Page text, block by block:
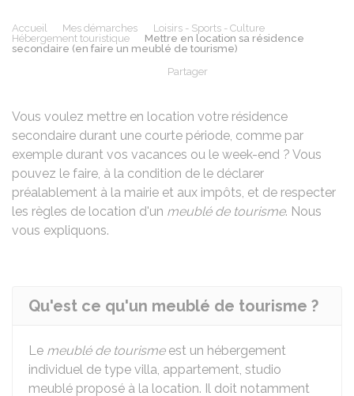
Accueil Mes démarches
Loisirs - Sports - Culture
Hébergement touristique
Mettre en location sa résidence
secondaire (en faire un meublé de tourisme)
Partager
Vous voulez mettre en location votre résidence
secondaire durant une courte période, comme par
exemple durant vos vacances ou le week-end ? Vous
pouvez le faire, à la condition de le déclarer
préalablement à la mairie et aux impôts, et de respecter
les règles de location d'un meublé de tourisme. Nous
vous expliquons.
Qu'est ce qu'un meublé de tourisme ?
Le meublé de tourismeest un hébergement
individuel de type villa, appartement, studio
meublé proposé à la location. Il doit notamment